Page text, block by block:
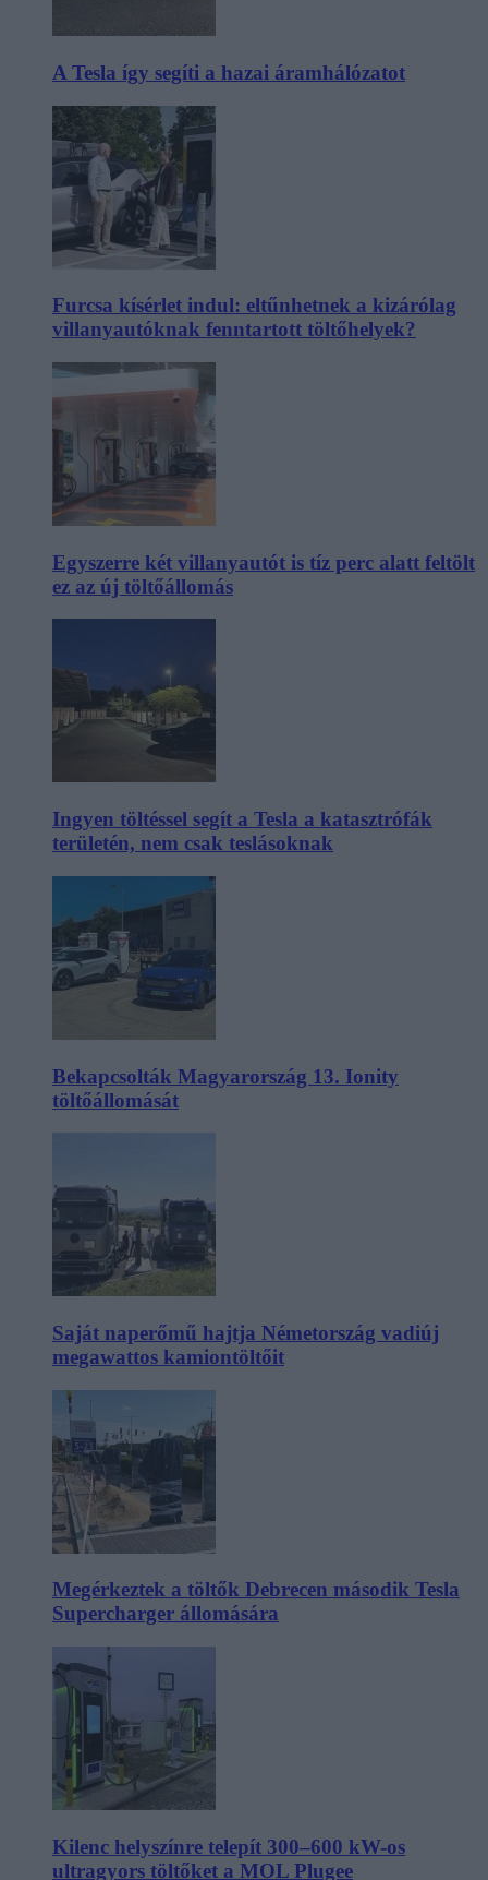
A Tesla így segíti a hazai áramhálózatot
Furcsa kísérlet indul: eltűnhetnek a kizárólag
villanyautóknak fenntartott töltőhelyek?
Egyszerre két villanyautót is tíz perc alatt feltölt
ez az új töltőállomás
Ingyen töltéssel segít a Tesla a katasztrófák
területén, nem csak teslásoknak
Bekapcsolták Magyarország 13. Ionity
töltőállomását
Saját naperőmű hajtja Németország vadiúj
megawattos kamiontöltőit
Megérkeztek a töltők Debrecen második Tesla
Supercharger állomására
Kilenc helyszínre telepít 300–600 kW-os
ultragyors töltőket a MOL Plugee